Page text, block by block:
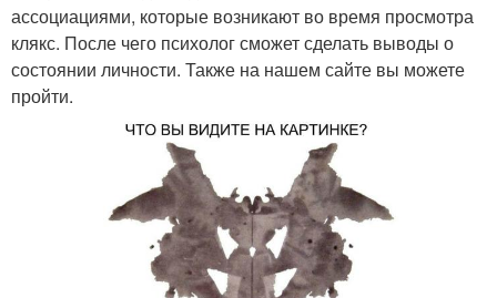
ассоциациями, которые возникают во время просмотра
клякс. После чего психолог сможет сделать выводы о
состоянии личности. Также на нашем сайте вы можете
пройти.